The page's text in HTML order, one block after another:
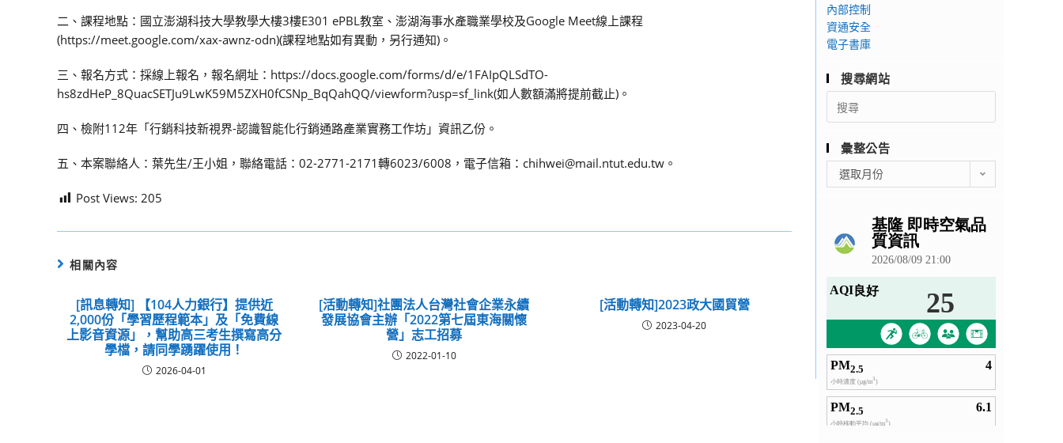
二、課程地點：國立澎湖科技大學教學大樓3樓E301 ePBL教室、澎湖海事水產職業學校及Google Meet線上課程
(https://meet.google.com/xax-awnz-odn)(課程地點如有異動，另行通知)。
三、報名方式：採線上報名，報名網址：https://docs.google.com/forms/d/e/1FAIpQLSdTO-
hs8zdHeP_8QuacSETJu9LwK59M5ZXH0fCSNp_BqQahQQ/viewform?usp=sf_link(如人數額滿將提前截止)。
四、檢附112年「行銷科技新視界-認識智能化行銷通路產業實務工作坊」資訊乙份。
五、本案聯絡人：葉先生/王小姐，聯絡電話：02-2771-2171轉6023/6008，電子信箱：chihwei@mail.ntut.edu.tw。
Post Views: 205
相關內容
[訊息轉知] 【104人力銀行】提供近
2,000份「學習歷程範本」及「免費線
上影音資源」，幫助高三考生撰寫高分
學檔，請同學踴躍使用！
2026-04-01
[活動轉知]社團法人台灣社會企業永續
發展協會主辦「2022第七屆東海關懷
營」志工招募
2022-01-10
[活動轉知]2023政大國貿營
2023-04-20
內部控制
資通安全
電子書庫
搜尋網站
Search
for:
彙整公告
整
選取月份